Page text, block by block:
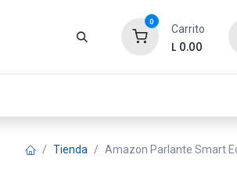
0
Carrito
L 0.00
Tienda Amazon Parlante Smart